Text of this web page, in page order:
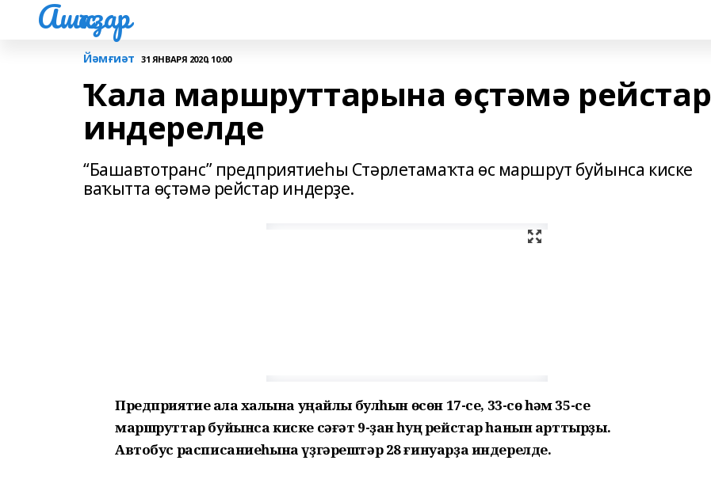
Ашҡаҙар
Йәмғиәт 31 ЯНВАРЯ 2020, 10:00
Ҡала маршруттарына өҫтәмә рейстар
индерелде
“Башавтотранс” предприятиеһы Стәрлетамаҡта өс маршрут буйынса киске
ваҡытта өҫтәмә рейстар индерҙе.
Предприятие ҡала халҡына уңайлы булһын өсөн 17-се, 33-сө һәм 35-се
маршруттар буйынса киске сәғәт 9-ҙан һуң рейстар һанын арттырҙы.
Автобус расписаниеһына үҙгәрештәр 28 ғинуарҙа индерелде.